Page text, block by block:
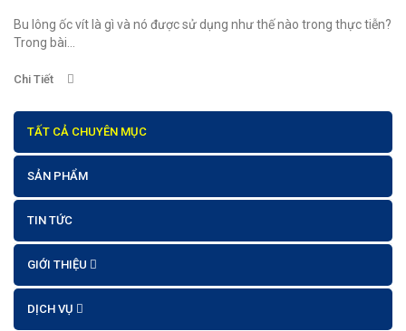
Bu lông ốc vít là gì và nó được sử dụng như thế nào trong thực tiễn?
Trong bài...
Chi Tiết
TẤT CẢ CHUYÊN MỤC
SẢN PHẨM
TIN TỨC
GIỚI THIỆU
DỊCH VỤ